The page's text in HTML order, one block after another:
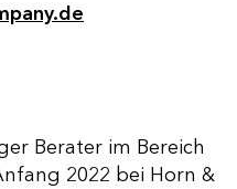
Berater im Bereich
2022 bei Horn &